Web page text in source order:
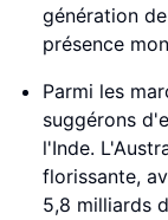
génération
présence
Parmi les
suggérons
l'Inde.
florissante,
5,8 milliards